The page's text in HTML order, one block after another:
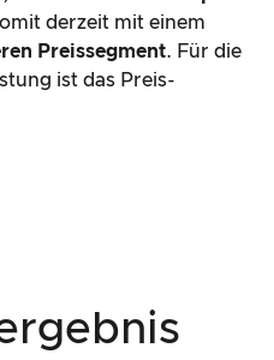
derzeit mit einem
Preissegment. Für die
ist das Preis-